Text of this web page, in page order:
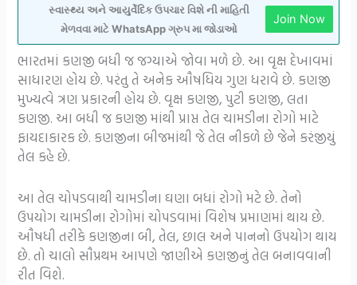
સ્વાસ્થ્ય અને આયુર્વેદિક ઉપચાર વિશે ની માહિતી
મેળવવા માટે WhatsApp ગ્રુપ મા જોડાઓ
Join Now
ભારતમાં કણજી બધી જ જગ્યાએ જોવા મળે છે. આ વૃક્ષ દેખાવમાં
સાધારણ હોય છે. પરંતુ તે અનેક ઔષધિય ગુણ ધરાવે છે. કણજી
મુખ્યત્વે ત્રણ પ્રકારની હોય છે. વૃક્ષ કણજી, પુટી કણજી, લતા
કણજી. આ બધી જ કણજી માંથી પ્રાપ્ત તેલ ચામડીના રોગો માટે
ફાયદાકારક છે. કણજીના બીજમાંથી જે તેલ નીકળે છે જેને કરંજીયું
તેલ કહે છે.
આ તેલ ચોપડવાથી ચામડીના ઘણા બધાં રોગો મટે છે. તેનો
ઉપયોગ ચામડીના રોગોમાં ચોપડવામાં વિશેષ પ્રમાણમાં થાય છે.
ઔષધી તરીકે કણજીના બી, તેલ, છાલ અને પાનનો ઉપયોગ થાય
છે. તો ચાલો સૌપ્રથમ આપણે જાણીએ કણજીનું તેલ બનાવવાની
રીત વિશે.